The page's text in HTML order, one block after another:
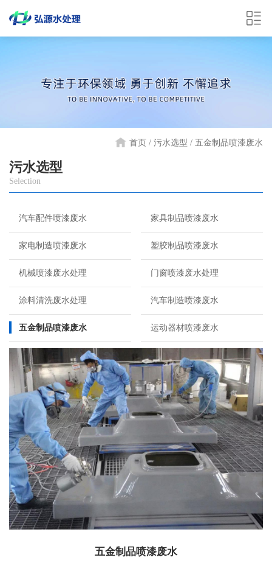
首页 / 污水选型 五金制品喷漆废水
污水选型
Selection
汽车配件喷漆废水 家具制品喷漆废水
家电制造喷漆废水 塑胶制品喷漆废水
机械喷漆废水处理 门窗喷漆废水处理
涂料清洗废水处理 汽车制造喷漆废水
五金制品喷漆废水 运动器材喷漆废水
五金制品喷漆废水